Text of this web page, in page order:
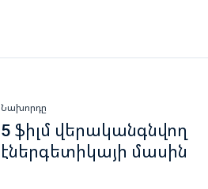
Նախորդը
5 ֆիլմ վերականգնվող
էներգետիկայի մասին